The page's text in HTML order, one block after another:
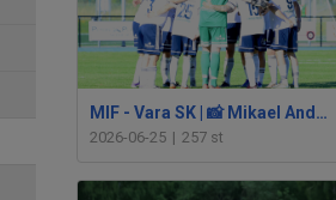
MIF - Vara SK | 📸 Mikael Andersson
2026-06-25 | 257 st